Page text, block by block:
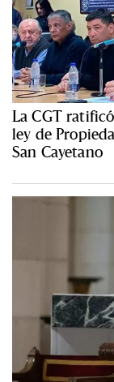
La CGT
ley de
San Cayetano